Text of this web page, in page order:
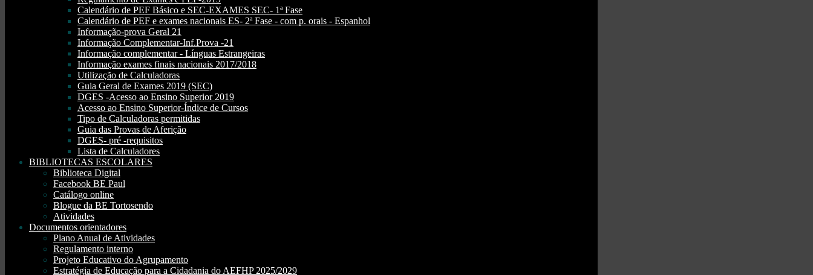
Calendário de PEF Básico e SEC-EXAMES SEC- 1ª Fase
Calendário de PEF e exames nacionais ES- 2ª Fase - com p. orais - Espanhol
Informação-prova Geral 21
Informação Complementar-Inf.Prova -21
Informação complementar - Línguas Estrangeiras
Informação exames finais nacionais 2017/2018
Utilização de Calculadoras
Guia Geral de Exames 2019 (SEC)
DGES -Acesso ao Ensino Superior 2019
Acesso ao Ensino Superior-Índice de Cursos
Tipo de Calculadoras permitidas
Guia das Provas de Aferição
DGES- pré -requisitos
Lista de Calculadores
BIBLIOTECAS ESCOLARES
Biblioteca Digital
Facebook BE Paul
Catálogo online
Blogue da BE Tortosendo
Atividades
Documentos orientadores
Plano Anual de Atividades
Regulamento interno
Projeto Educativo do Agrupamento
Estratégia de Educação para a Cidadania do AEFHP 2025/2029